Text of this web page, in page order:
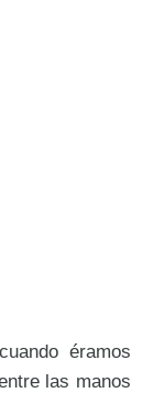
éramos
las manos